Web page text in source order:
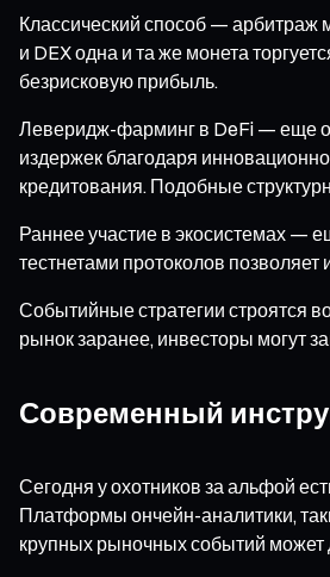
Классический способ —
и DEX одна и та же монета
безрисковую прибыль.
Леверидж-фарминг в DeFi — еще
издержек благодаря
кредитования. Подобные
Раннее участие в экосистемах —
тестнетами протоколов
Событийные стратегии строятся
рынок заранее, инвесторы могут
Современный
Сегодня у охотников за альфой
Платформы ончейн-аналитики,
крупных рыночных событий может